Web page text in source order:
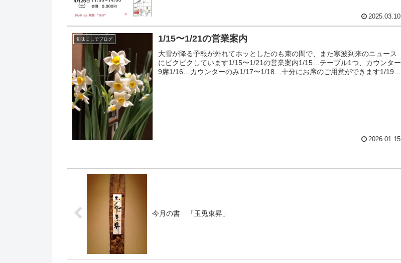
2025.03.10
旬味にしでブログ 1/15〜1/21の営業案内
大雪が降る予報が外れてホッとしたのも束の間で、また寒波到来のニュース
にビクビクしています1/15〜1/21の営業案内1/15…テーブル1つ、カウンター
9席1/16…カウンターのみ1/17〜1/18…十分にお席のご用意ができます1/19…
2026.01.15
今月の書 「玉兎東昇」